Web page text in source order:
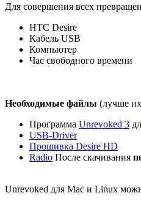
Для совершения всех
HTC Desire
Кабель USB
Компьютер
Час свободного времени
Необходимые файлы (лучше их
Программа Unrevoked 3
USB-Driver
Прошивка Desire HD
Radio После скачивания
Unrevoked для Mac и Linux